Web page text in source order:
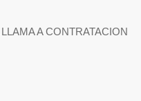
A CONTRATACION